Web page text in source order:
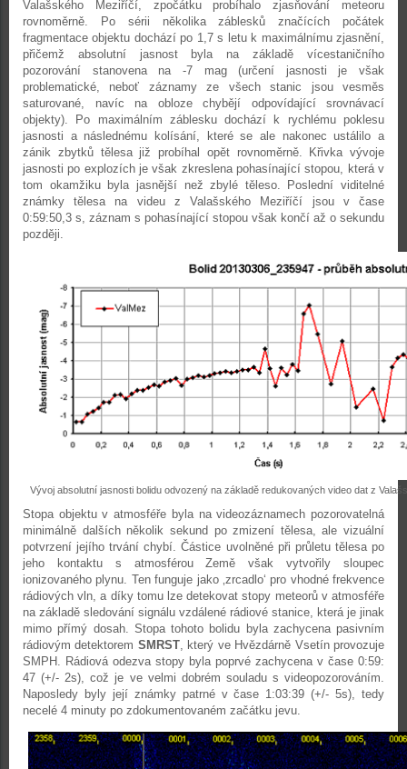
Valašského Meziříčí, zpočátku probíhalo zjasňování meteoru
rovnoměrně. Po sérii několika záblesků značících počátek
fragmentace objektu dochází po 1,7 s letu k maximálnímu zjasnění,
přičemž absolutní jasnost byla na základě vícestaničního
pozorování stanovena na -7 mag (určení jasnosti je však
problematické, neboť záznamy ze všech stanic jsou vesměs
saturované, navíc na obloze chybějí odpovídající srovnávací
objekty). Po maximálním záblesku dochází k rychlému poklesu
jasnosti a následnému kolísání, které se ale nakonec ustálilo a
zánik zbytků tělesa již probíhal opět rovnoměrně. Křivka vývoje
jasnosti po explozích je však zkreslena pohasínající stopou, která v
tom okamžiku byla jasnější než zbylé těleso. Poslední viditelné
známky tělesa na videu z Valašského Meziříčí jsou v čase
0:59:50,3 s, záznam s pohasínající stopou však končí až o sekundu
později.
Vývoj absolutní jasnosti bolidu odvozený na základě redukovaných video dat z
Stopa objektu v atmosféře byla na videozáznamech pozorovatelná
minimálně dalších několik sekund po zmizení tělesa, ale vizuální
potvrzení jejího trvání chybí. Částice uvolněné při průletu tělesa po
jeho kontaktu s atmosférou Země však vytvořily sloupec
ionizovaného plynu. Ten funguje jako ‚zrcadlo‘ pro vhodné frekvence
rádiových vln, a díky tomu lze detekovat stopy meteorů v atmosféře
na základě sledování signálu vzdálené rádiové stanice, která je jinak
mimo přímý dosah. Stopa tohoto bolidu byla zachycena pasivním
rádiovým detektorem SMRST, který ve Hvězdárně Vsetín provozuje
SMPH. Rádiová odezva stopy byla poprvé zachycena v čase 0:59:
47 (+/- 2s), což je ve velmi dobrém souladu s videopozorováním.
Naposledy byly její známky patrné v čase 1:03:39 (+/- 5s), tedy
necelé 4 minuty po zdokumentovaném začátku jevu.